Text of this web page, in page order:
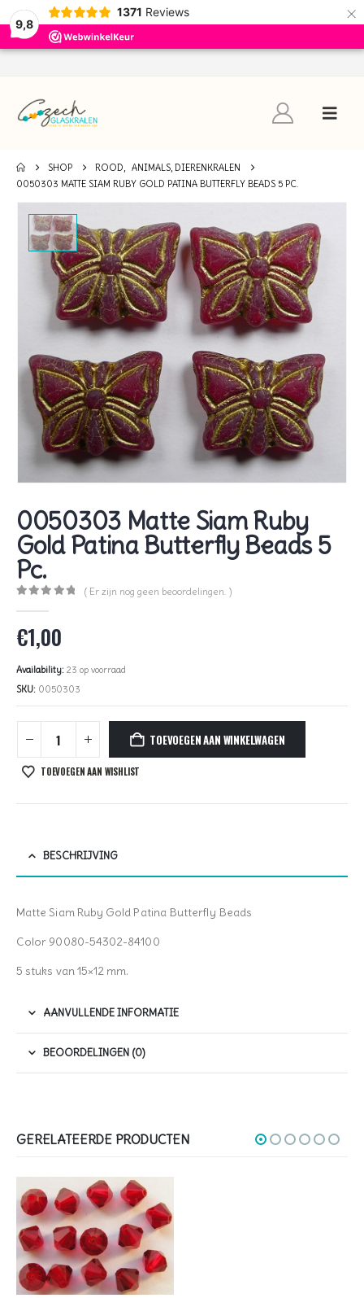
9,8
1371 Reviews ×
SHOP ROOD, ANIMALS, DIERENKRALEN
0050303 MATTE SIAM RUBY GOLD PATINA BUTTERFLY BEADS 5 PC.
0050303 Matte Siam Ruby
Gold Patina Butterfly Beads 5
Pc.
( Er zijn nog geen beoordelingen. )
€1,00
Availability: 23 op voorraad
SKU: 0050303
TOEVOEGEN AAN WINKELWAGEN
TOEVOEGEN AAN WISHLIST
BESCHRIJVING
Matte Siam Ruby Gold Patina Butterfly Beads
Color 90080-54302-84100
5 stuks van 15×12 mm.
AANVULLENDE INFORMATIE
BEOORDELINGEN (0)
GERELATEERDE PRODUCTEN